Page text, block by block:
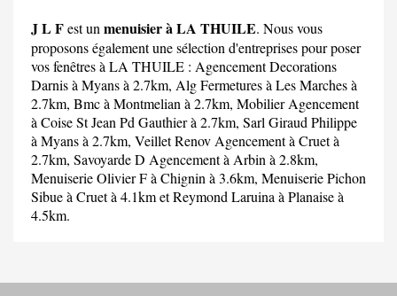
J L Fest un menuisier à LA THUILE. Nous vous
proposons également une sélection d'entreprises pour poser
vos fenêtres à LA THUILE : Agencement Decorations
Darnisà Myans à 2.7km, Alg Fermeturesà Les Marches à
2.7km, Bmcà Montmelian à 2.7km, Mobilier Agencement
à Coise St Jean Pd Gauthier à 2.7km, Sarl Giraud Philippe
à Myans à 2.7km, Veillet Renov Agencementà Cruet à
2.7km, Savoyarde D Agencementà Arbin à 2.8km,
Menuiserie Olivier Fà Chignin à 3.6km, Menuiserie Pichon
Sibueà Cruet à 4.1km etReymond Laruina à Planaise à
4.5km.